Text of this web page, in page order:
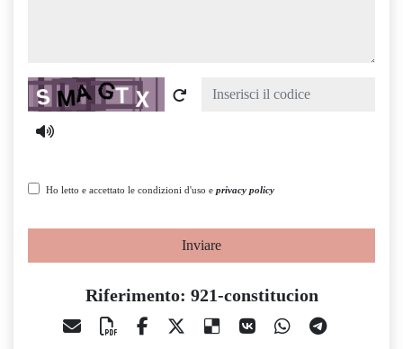
Captcha
Ho letto e accettato le condizioni d'uso e privacy policy
Inviare
Riferimento: 921-constitucion